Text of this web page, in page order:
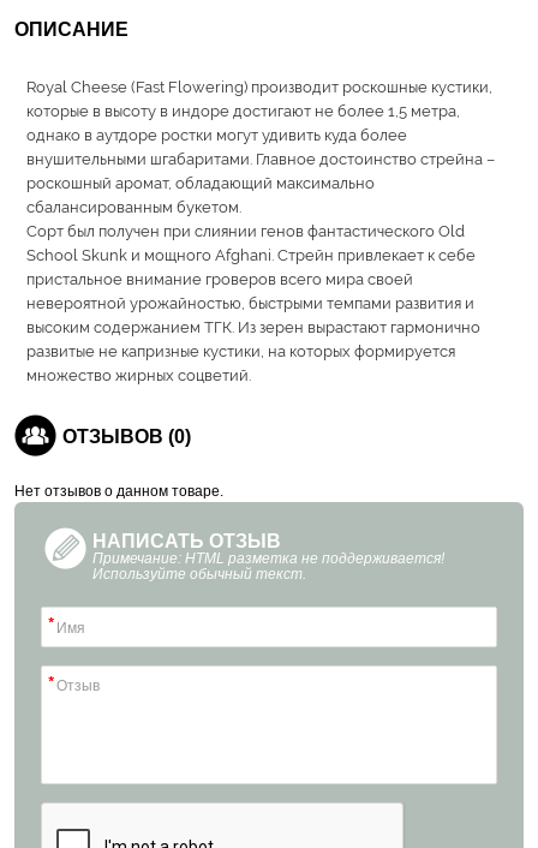
ОПИСАНИЕ
Royal Cheese (Fast Flowering) производит роскошные кустики,
которые в высоту в индоре достигают не более 1,5 метра,
однако в аутдоре ростки могут удивить куда более
внушительными шгабаритами. Главное достоинство стрейна –
роскошный аромат, обладающий максимально
сбалансированным букетом.
Сорт был получен при слиянии генов фантастического Old
School Skunk и мощного Afghani. Стрейн привлекает к себе
пристальное внимание гроверов всего мира своей
невероятной урожайностью, быстрыми темпами развития и
высоким содержанием ТГК. Из зерен вырастают гармонично
развитые не капризные кустики, на которых формируется
множество жирных соцветий.
ОТЗЫВОВ (0)
Нет отзывов о данном товаре.
НАПИСАТЬ ОТЗЫВ
Примечание: HTML разметка не поддерживается!
Используйте обычный текст.